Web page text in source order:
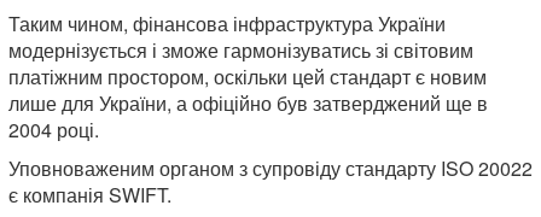
Таким чином, фінансова інфраструктура України
модернізується і зможе гармонізуватись зі світовим
платіжним простором, оскільки цей стандарт є новим
лише для України, а офіційно був затверджений ще в
2004 році.
Уповноваженим органом з супровіду стандарту ISO 20022
є компанія SWIFT.